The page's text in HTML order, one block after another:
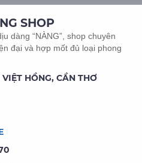
SHOP
dàng “NÀNG”, shop chuyên
đại và hợp mốt đủ loại phong
VIỆT HỒNG, CẦN THƠ